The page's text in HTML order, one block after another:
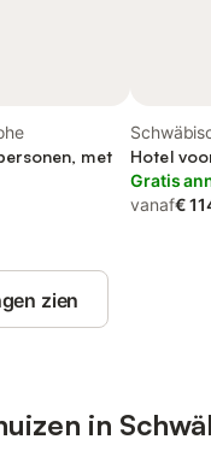
met
Hotel
Gratis
vanaf€
zien
in